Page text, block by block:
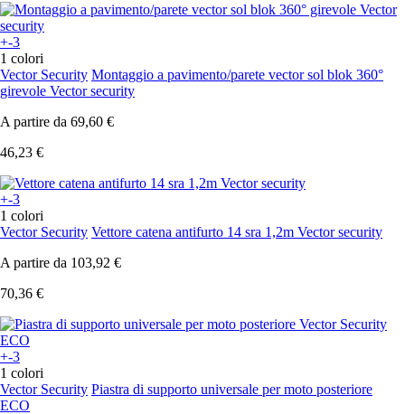
+-3
1 colori
Vector Security Montaggio a pavimento/parete vector sol blok 360°
girevole Vector security
A partire da 69,60 €
46,23 €
+-3
1 colori
Vector Security Vettore catena antifurto 14 sra 1,2m Vector security
A partire da 103,92 €
70,36 €
+-3
1 colori
Vector Security Piastra di supporto universale per moto posteriore
ECO